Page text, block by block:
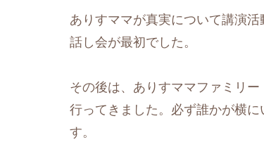
ありすママが真実について講演
話し会が最初でした。
その後は、ありすママファミリ
行ってきました。必ず誰かが横
す。